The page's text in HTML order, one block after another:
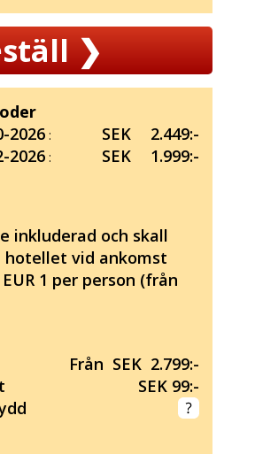
❯
2026: SEK
2.449:-
2026: SEK 1.999:-
inkluderad och skall
vid ankomst
1 per person (från
Från SEK 2.799:-
SEK 99:-